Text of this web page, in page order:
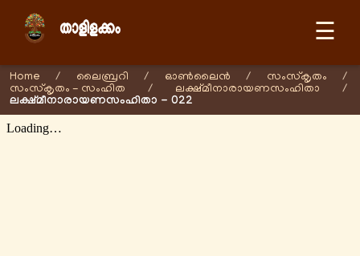
☰
Home / ലൈബ്രറി / ഓണ്‍ലൈന്‍ / സംസ്കൃതം
/
സംസ്കൃതം - സംഹിത
/ ലക്ഷ്മീനാരായണസംഹിതാ /
ലക്ഷ്മീനാരായണസംഹിതാ - 022